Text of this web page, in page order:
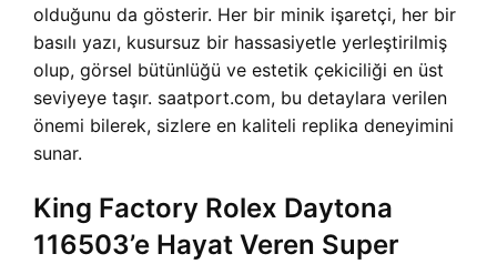
olduğunu da gösterir. Her bir minik işaretçi, her bir
basılı yazı, kusursuz bir hassasiyetle yerleştirilmiş
olup, görsel bütünlüğü ve estetik çekiciliği en üst
seviyeye taşır. saatport.com, bu detaylara verilen
önemi bilerek, sizlere en kaliteli replika deneyimini
sunar.
King Factory Rolex Daytona
116503’e Hayat Veren Super